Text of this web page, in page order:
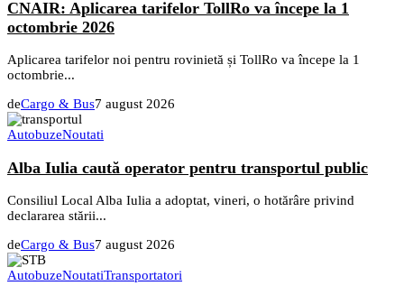
CNAIR: Aplicarea tarifelor TollRo va începe la 1
octombrie 2026
Aplicarea tarifelor noi pentru rovinietă și TollRo va începe la 1
octombrie...
deCargo & Bus7 august 2026
AutobuzeNoutati
Alba Iulia caută operator pentru transportul public
Consiliul Local Alba Iulia a adoptat, vineri, o hotărâre privind
declararea stării...
deCargo & Bus7 august 2026
AutobuzeNoutatiTransportatori